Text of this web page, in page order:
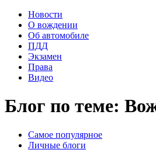
Новости
О вождении
Об автомобиле
ПДД
Экзамен
Права
Видео
Блог по теме:
Самое популярное
Личные блоги